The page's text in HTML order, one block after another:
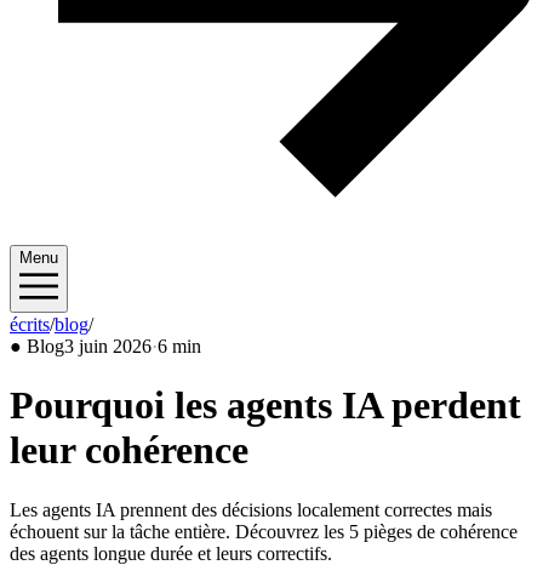
Menu
écrits/blog/2026/06
● Blog3 juin 2026·6 min
Pourquoi les agents IA perdent
leur cohérence
Les agents IA prennent des décisions localement correctes mais
échouent sur la tâche entière. Découvrez les 5 pièges de cohérence
des agents longue durée et leurs correctifs.